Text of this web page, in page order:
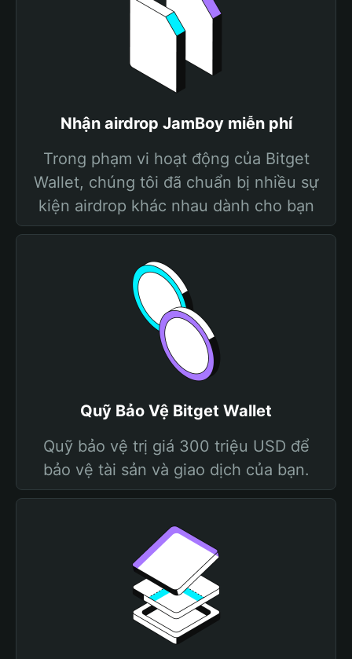
Nhận airdrop JamBoy miễn phí
Trong phạm vi hoạt động của Bitget
Wallet, chúng tôi đã chuẩn bị nhiều sự
kiện airdrop khác nhau dành cho bạn
Quỹ Bảo Vệ Bitget Wallet
Quỹ bảo vệ trị giá 300 triệu USD để
bảo vệ tài sản và giao dịch của bạn.